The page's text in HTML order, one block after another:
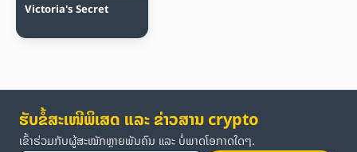
Victoria's Secret
ຮັບຂໍ້ສະເໜີພິເສດ ແລະ ຂ່າວສານ crypto
ເຂົ້າຮ່ວມກັບຜູ້ສະໝັກຫຼາຍພັນຄົນ ແລະ ບໍ່ພາດໂອກາດໃດໆ.